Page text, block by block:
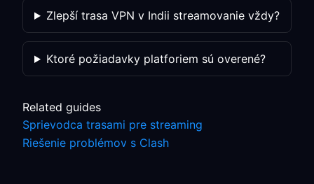
Zlepší trasa VPN v Indii streamovanie vždy?
Ktoré požiadavky platforiem sú overené?
Related guides
Sprievodca trasami pre streaming
Riešenie problémov s Clash